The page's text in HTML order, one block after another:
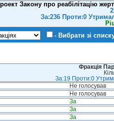
Закону про реабілітацію
За:236 Проти:0
- Вибрати зі
Фракція
За:19 Проти:0
Не голосував
Не голосував
За
За
За